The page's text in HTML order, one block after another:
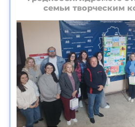
семьи творческим